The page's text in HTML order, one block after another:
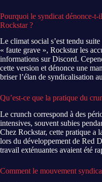
Pourquoi le syndicat dénonce-t-
Rockstar ?
Le climat social s’est tendu
« faute grave », Rockstar les
informations sur Discord.
cette version et dénonce une
briser l’élan de syndicalisation
Qu’est-ce que la pratique du
Le crunch correspond à des
intensives, souvent subies
Chez Rockstar, cette pratique a
lors du développement de Red
travail exténuantes avaient été
Comment le mouvement